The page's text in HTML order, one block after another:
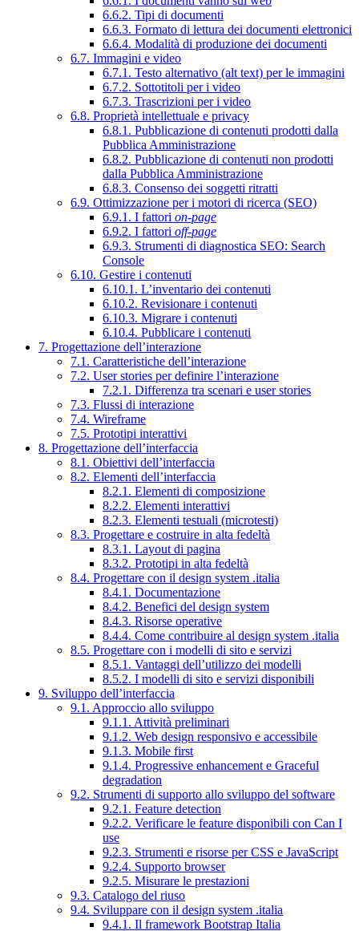
6.6.2. Tipi di documenti
6.6.3. Formato di lettura dei documenti elettronici
6.6.4. Modalità di produzione dei documenti
6.7. Immagini e video
6.7.1. Testo alternativo (alt text) per le immagini
6.7.2. Sottotitoli per i video
6.7.3. Trascrizioni per i video
6.8. Proprietà intellettuale e privacy
6.8.1. Pubblicazione di contenuti prodotti dalla
Pubblica Amministrazione
6.8.2. Pubblicazione di contenuti non prodotti
dalla Pubblica Amministrazione
6.8.3. Consenso dei soggetti ritratti
6.9. Ottimizzazione per i motori di ricerca (SEO)
6.9.1. I fattori on-page
6.9.2. I fattori off-page
6.9.3. Strumenti di diagnostica SEO: Search
Console
6.10. Gestire i contenuti
6.10.1. L’inventario dei contenuti
6.10.2. Revisionare i contenuti
6.10.3. Migrare i contenuti
6.10.4. Pubblicare i contenuti
7. Progettazione dell’interazione
7.1. Caratteristiche dell’interazione
7.2. User stories per definire l’interazione
7.2.1. Differenza tra scenari e user stories
7.3. Flussi di interazione
7.4. Wireframe
7.5. Prototipi interattivi
8. Progettazione dell’interfaccia
8.1. Obiettivi dell’interfaccia
8.2. Elementi dell’interfaccia
8.2.1. Elementi di composizione
8.2.2. Elementi interattivi
8.2.3. Elementi testuali (microtesti)
8.3. Progettare e costruire in alta fedeltà
8.3.1. Layout di pagina
8.3.2. Prototipi in alta fedeltà
8.4. Progettare con il design system .italia
8.4.1. Documentazione
8.4.2. Benefici del design system
8.4.3. Risorse operative
8.4.4. Come contribuire al design system .italia
8.5. Progettare con i modelli di sito e servizi
8.5.1. Vantaggi dell’utilizzo dei modelli
8.5.2. I modelli di sito e servizi disponibili
9. Sviluppo dell’interfaccia
9.1. Approccio allo sviluppo
9.1.1. Attività preliminari
9.1.2. Web design responsivo e accessibile
9.1.3. Mobile first
9.1.4. Progressive enhancement e Graceful
degradation
9.2. Strumenti di supporto allo sviluppo del software
9.2.1. Feature detection
9.2.2. Verificare le feature disponibili con Can I
use
9.2.3. Strumenti e risorse per CSS e JavaScript
9.2.4. Supporto browser
9.2.5. Misurare le prestazioni
9.3. Catalogo del riuso
9.4. Sviluppare con il design system .italia
9.4.1. Il framework Bootstrap Italia